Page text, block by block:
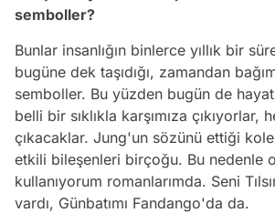
semboller?
Bunlar insanlığın binlerce yıllık bir
bugüne dek taşıdığı, zamandan
semboller. Bu yüzden bugün de
belli bir sıklıkla karşımıza çıkıyorlar,
çıkacaklar. Jung'un sözünü ettiği
etkili bileşenleri birçoğu. Bu nedenle
kullanıyorum romanlarımda. Seni
vardı, Günbatımı Fandango'da da.